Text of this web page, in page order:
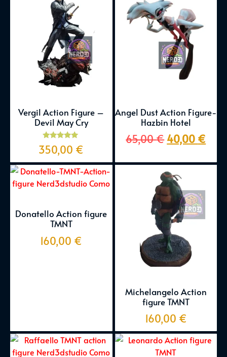
Vergil Action Figure –
Devil May Cry
Valutato
5.00
350,00 €
Angel Dust Action Figure-
Hazbin Hotel
65,00€ 40,00 €
Donatello Action figure
TMNT
160,00 €
Michelangelo Action
figure TMNT
160,00 €